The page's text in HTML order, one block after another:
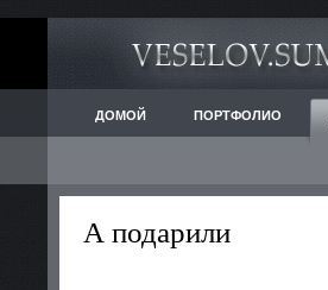
ДОМОЙ ПОРТФОЛИО
А подарили